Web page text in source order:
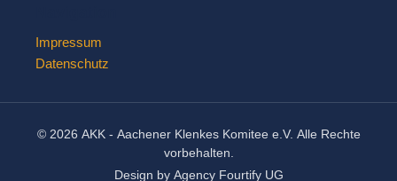
Impressum
Datenschutz
© 2026 AKK - Aachener Klenkes Komitee e.V. Alle Rechte
vorbehalten.
Design by Agency Fourtify UG